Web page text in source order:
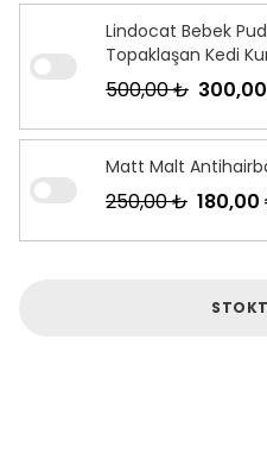
Lindocat Bebek
Topaklaşan Kedi
500,00 ₺
Matt Malt
250,00 ₺ 180,00